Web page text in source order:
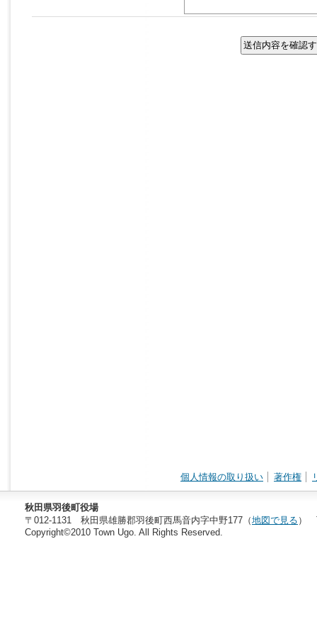
個人情報の取り扱い 著作権
秋田県羽後町役場
〒012-1131 秋田県雄勝郡羽後町西馬音内字中野177（地図で見る ）
Copyright©2010 Town Ugo. All Rights Reserved.